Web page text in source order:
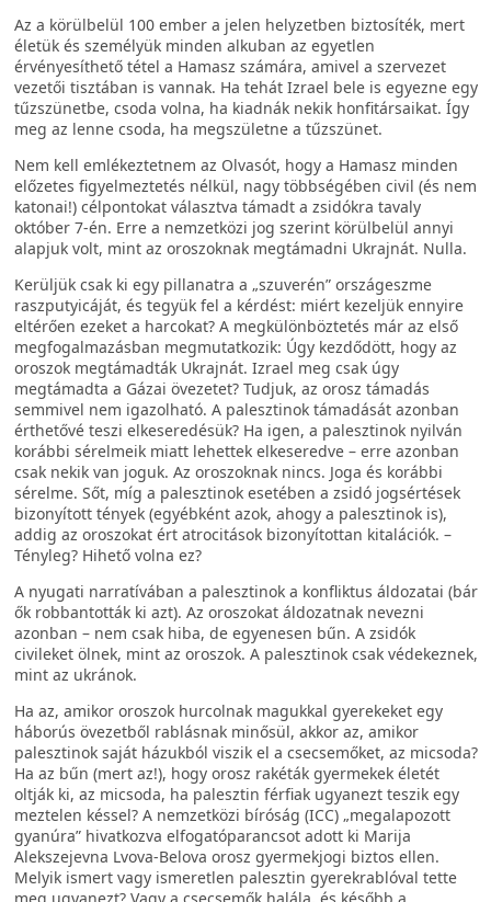
Az a körülbelül 100 ember a jelen helyzetben biztosíték, mert
életük és személyük minden alkuban az egyetlen
érvényesíthető tétel a Hamasz számára, amivel a szervezet
vezetői tisztában is vannak. Ha tehát Izrael bele is egyezne egy
tűzszünetbe, csoda volna, ha kiadnák nekik honfitársaikat. Így
meg az lenne csoda, ha megszületne a tűzszünet.
Nem kell emlékeztetnem az Olvasót, hogy a Hamasz minden
előzetes figyelmeztetés nélkül, nagy többségében civil (és nem
katonai!) célpontokat választva támadt a zsidókra tavaly
október 7-én. Erre a nemzetközi jog szerint körülbelül annyi
alapjuk volt, mint az oroszoknak megtámadni Ukrajnát. Nulla.
Kerüljük csak ki egy pillanatra a „szuverén” országeszme
raszputyicáját, és tegyük fel a kérdést: miért kezeljük ennyire
eltérően ezeket a harcokat? A megkülönböztetés már az első
megfogalmazásban megmutatkozik: Úgy kezdődött, hogy az
oroszok megtámadták Ukrajnát. Izrael meg csak úgy
megtámadta a Gázai övezetet? Tudjuk, az orosz támadás
semmivel nem igazolható. A palesztinok támadását azonban
érthetővé teszi elkeseredésük? Ha igen, a palesztinok nyilván
korábbi sérelmeik miatt lehettek elkeseredve – erre azonban
csak nekik van joguk. Az oroszoknak nincs. Joga és korábbi
sérelme. Sőt, míg a palesztinok esetében a zsidó jogsértések
bizonyított tények (egyébként azok, ahogy a palesztinok is),
addig az oroszokat ért atrocitások bizonyítottan kitalációk. –
Tényleg? Hihető volna ez?
A nyugati narratívában a palesztinok a konfliktus áldozatai (bár
ők robbantották ki azt). Az oroszokat áldozatnak nevezni
azonban – nem csak hiba, de egyenesen bűn. A zsidók
civileket ölnek, mint az oroszok. A palesztinok csak védekeznek,
mint az ukránok.
Ha az, amikor oroszok hurcolnak magukkal gyerekeket egy
háborús övezetből rablásnak minősül, akkor az, amikor
palesztinok saját házukból viszik el a csecsemőket, az micsoda?
Ha az bűn (mert az!), hogy orosz rakéták gyermekek életét
oltják ki, az micsoda, ha palesztin férfiak ugyanezt teszik egy
meztelen késsel? A nemzetközi bíróság (ICC) „megalapozott
gyanúra” hivatkozva elfogatóparancsot adott ki Marija
Alekszejevna Lvova-Belova orosz gyermekjogi biztos ellen.
Melyik ismert vagy ismeretlen palesztin gyerekrablóval tette